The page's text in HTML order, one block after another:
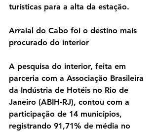
turísticas para a alta da estação.
Arraial do Cabo foi o destino mais
procurado do interior
A pesquisa do interior, feita em
parceria com a Associação Brasileira
da Indústria de Hotéis no Rio de
Janeiro (ABIH-RJ), contou com a
participação de 14 municípios,
registrando 91,71% de média no